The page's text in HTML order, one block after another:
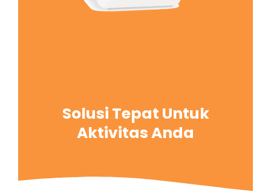
Solusi Tepat Untuk
Aktivitas Anda